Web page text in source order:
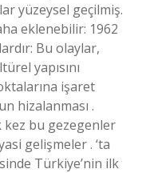
yüzeysel geçilmiş.
eklenebilir: 1962
Bu olaylar,
yapısını
işaret
hizalanması .
kez bu gezegenler
gelişmeler . ‘ta
Türkiye’nin ilk